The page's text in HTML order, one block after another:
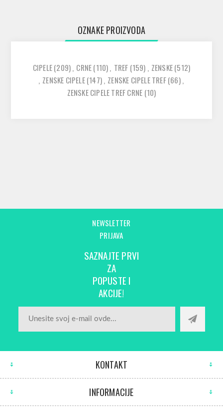
OZNAKE PROIZVODA
CIPELE(209), CRNE(110), TREF (159) , ZENSKE(512)
, ZENSKE CIPELE(147), ZENSKE CIPELE TREF(66),
ZENSKE CIPELE TREF CRNE (10)
NEWSLETTER
PRIJAVA
SAZNAJTE PRVI
ZA
POPUSTE I
AKCIJE!
KONTAKT
INFORMACIJE